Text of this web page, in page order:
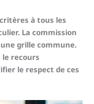
à tous les
La commission
grille commune.
le recours
le respect de ces